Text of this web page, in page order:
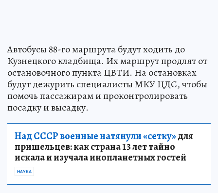
Автобусы 88-го маршрута будут ходить до
Кузнецкого кладбища. Их маршрут продлят от
остановочного пункта ЦВТИ. На остановках
будут дежурить специалисты МКУ ЦДС, чтобы
помочь пассажирам и проконтролировать
посадку и высадку.
Над СССР военные натянули «сетку»для
пришельцев: как страна 13 лет тайно
искала и изучала инопланетных гостей
НАУКА